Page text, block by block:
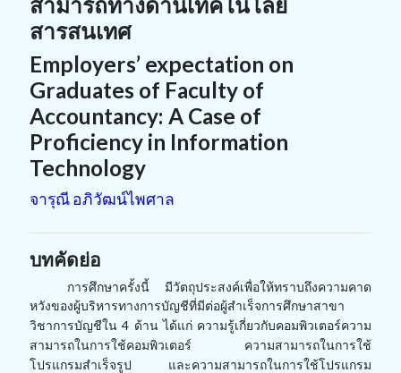
สารสนเทศ
Employers’ expectation on
Graduates of Faculty of
Accountancy: A Case of
Proficiency in Information
Technology
จารุณี อภิวัฒน์ไพศาล
บทคัดย่อ
การศึกษาครั้งนี้ มีวัตถุประสงค์เพื่อให้ทราบถึงความคาด
หวังของผู้บริหารทางการบัญชีที่มีต่อผู้สำเร็จการศึกษาสาขา
วิชาการบัญชีใน 4 ด้าน ได้แก่ ความรู้เกี่ยวกับคอมพิวเตอร์ความ
สามารถในการใช้คอมพิวเตอร์ ความสามารถในการใช้
โปรแกรมสำเร็จรูป และความสามารถในการใช้โปรแกรม